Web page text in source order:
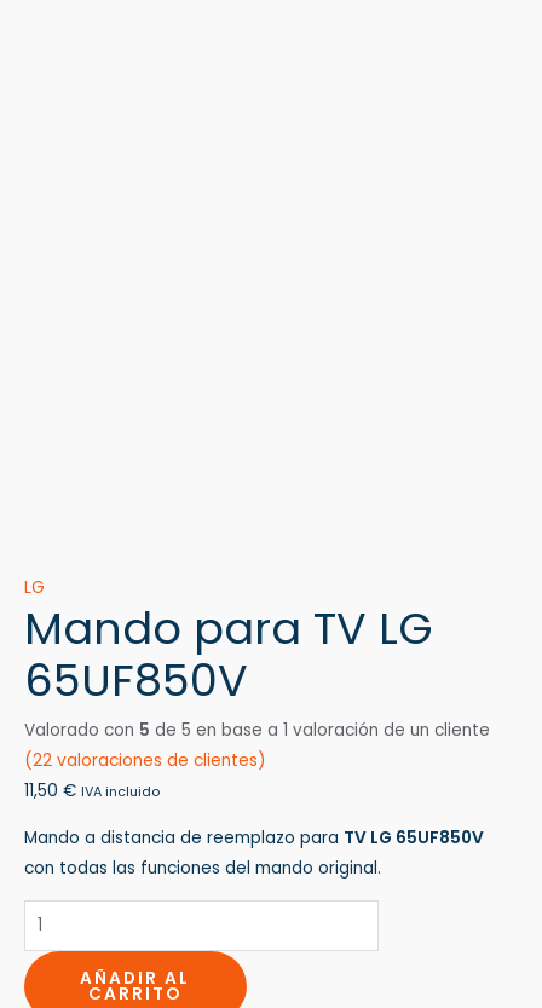
LG
Mando para TV LG
65UF850V
Valorado con 5 de 5 en base a 1 valoración de un cliente
(22 valoraciones de clientes)
11,50 € IVA incluido
Mando a distancia de reemplazo para TV LG 65UF850V
con todas las funciones del mando original.
AÑADIR AL
CARRITO